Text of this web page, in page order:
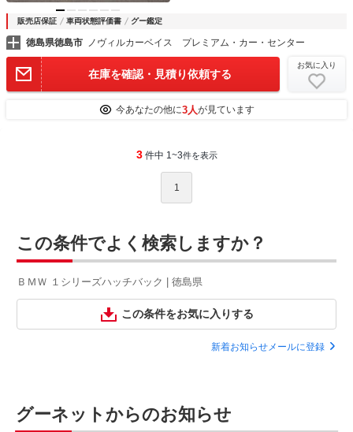
販売店保証 車両状態評価書 グー鑑定
徳島県徳島市 ノヴィルカーベイス プレミアム・カー・センター
在庫を確認・見積り依頼する
お気に入り
今あなたの他に3人が見ています
3 件中 1~3件を表示
1
この条件でよく検索しますか？
ＢＭＷ １シリーズハッチバック | 徳島県
この条件をお気に入りする
新着お知らせメールに登録
グーネットからのお知らせ